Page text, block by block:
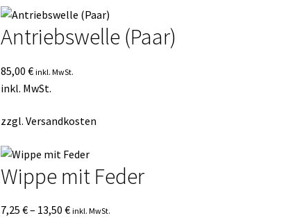
Antriebswelle (Paar)
85,00 € inkl. MwSt.
inkl. MwSt.
zzgl. Versandkosten
Wippe mit Feder
7,25 €– 13,50 € inkl. MwSt.